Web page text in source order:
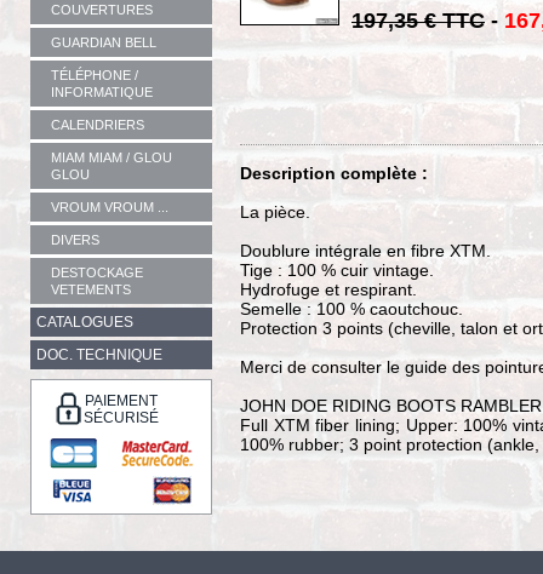
COUVERTURES
GUARDIAN BELL
TÉLÉPHONE /
INFORMATIQUE
CALENDRIERS
MIAM MIAM / GLOU
GLOU
VROUM VROUM ...
DIVERS
DESTOCKAGE
VETEMENTS
CATALOGUES
DOC. TECHNIQUE
PAIEMENT
SÉCURISÉ
197,35 € TTC-
Description complète :
La pièce.
Doublure intégrale en fibre XTM.
Tige : 100 % cuir vintage.
Hydrofuge et respirant.
Semelle : 100 % caoutchouc.
Protection 3 points (cheville, talon et
Merci de consulter le guide des
JOHN DOE RIDING BOOTS
Full XTM fiber lining; Upper: 100%
100% rubber; 3 point protection